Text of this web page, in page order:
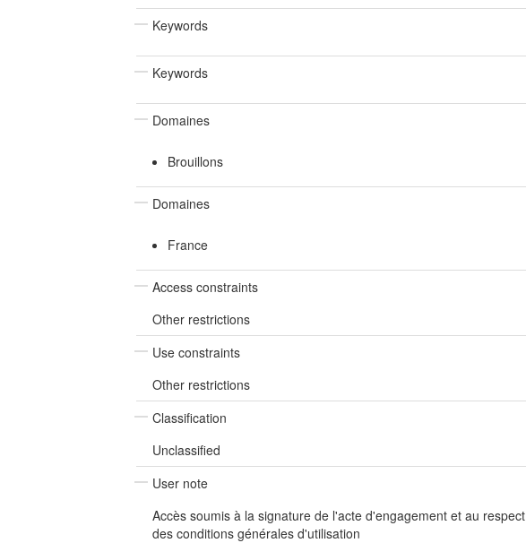
Keywords
Keywords
Domaines
Brouillons
Domaines
France
Access constraints
Other restrictions
Use constraints
Other restrictions
Classification
Unclassified
User note
Accès soumis à la signature de l'acte d'engagement et au respect
des conditions générales d'utilisation